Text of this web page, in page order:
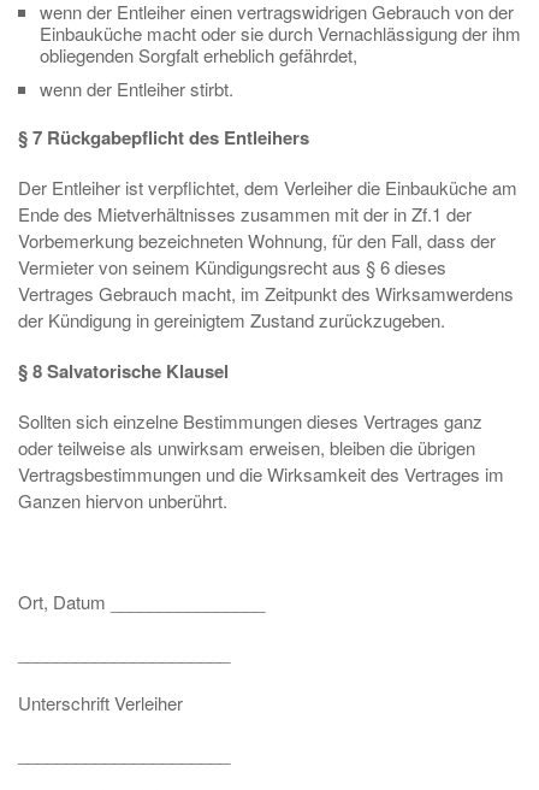
wenn der Entleiher einen vertragswidrigen Gebrauch von der
Einbauküche macht oder sie durch Vernachlässigung der ihm
obliegenden Sorgfalt erheblich gefährdet,
wenn der Entleiher stirbt.
§ 7 Rückgabepflicht des Entleihers
Der Entleiher ist verpflichtet, dem Verleiher die Einbauküche am
Ende des Mietverhältnisses zusammen mit der in Zf.1 der
Vorbemerkung bezeichneten Wohnung, für den Fall, dass der
Vermieter von seinem Kündigungsrecht aus § 6 dieses
Vertrages Gebrauch macht, im Zeitpunkt des Wirksamwerdens
der Kündigung in gereinigtem Zustand zurückzugeben.
§ 8 Salvatorische Klausel
Sollten sich einzelne Bestimmungen dieses Vertrages ganz
oder teilweise als unwirksam erweisen, bleiben die übrigen
Vertragsbestimmungen und die Wirksamkeit des Vertrages im
Ganzen hiervon unberührt.
Ort, Datum ________________
Unterschrift Verleiher